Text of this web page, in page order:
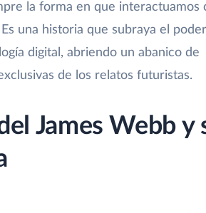
la forma en que interactuamos
una historia que subraya el
digital, abriendo un abanico de
de los relatos futuristas.
James Webb y